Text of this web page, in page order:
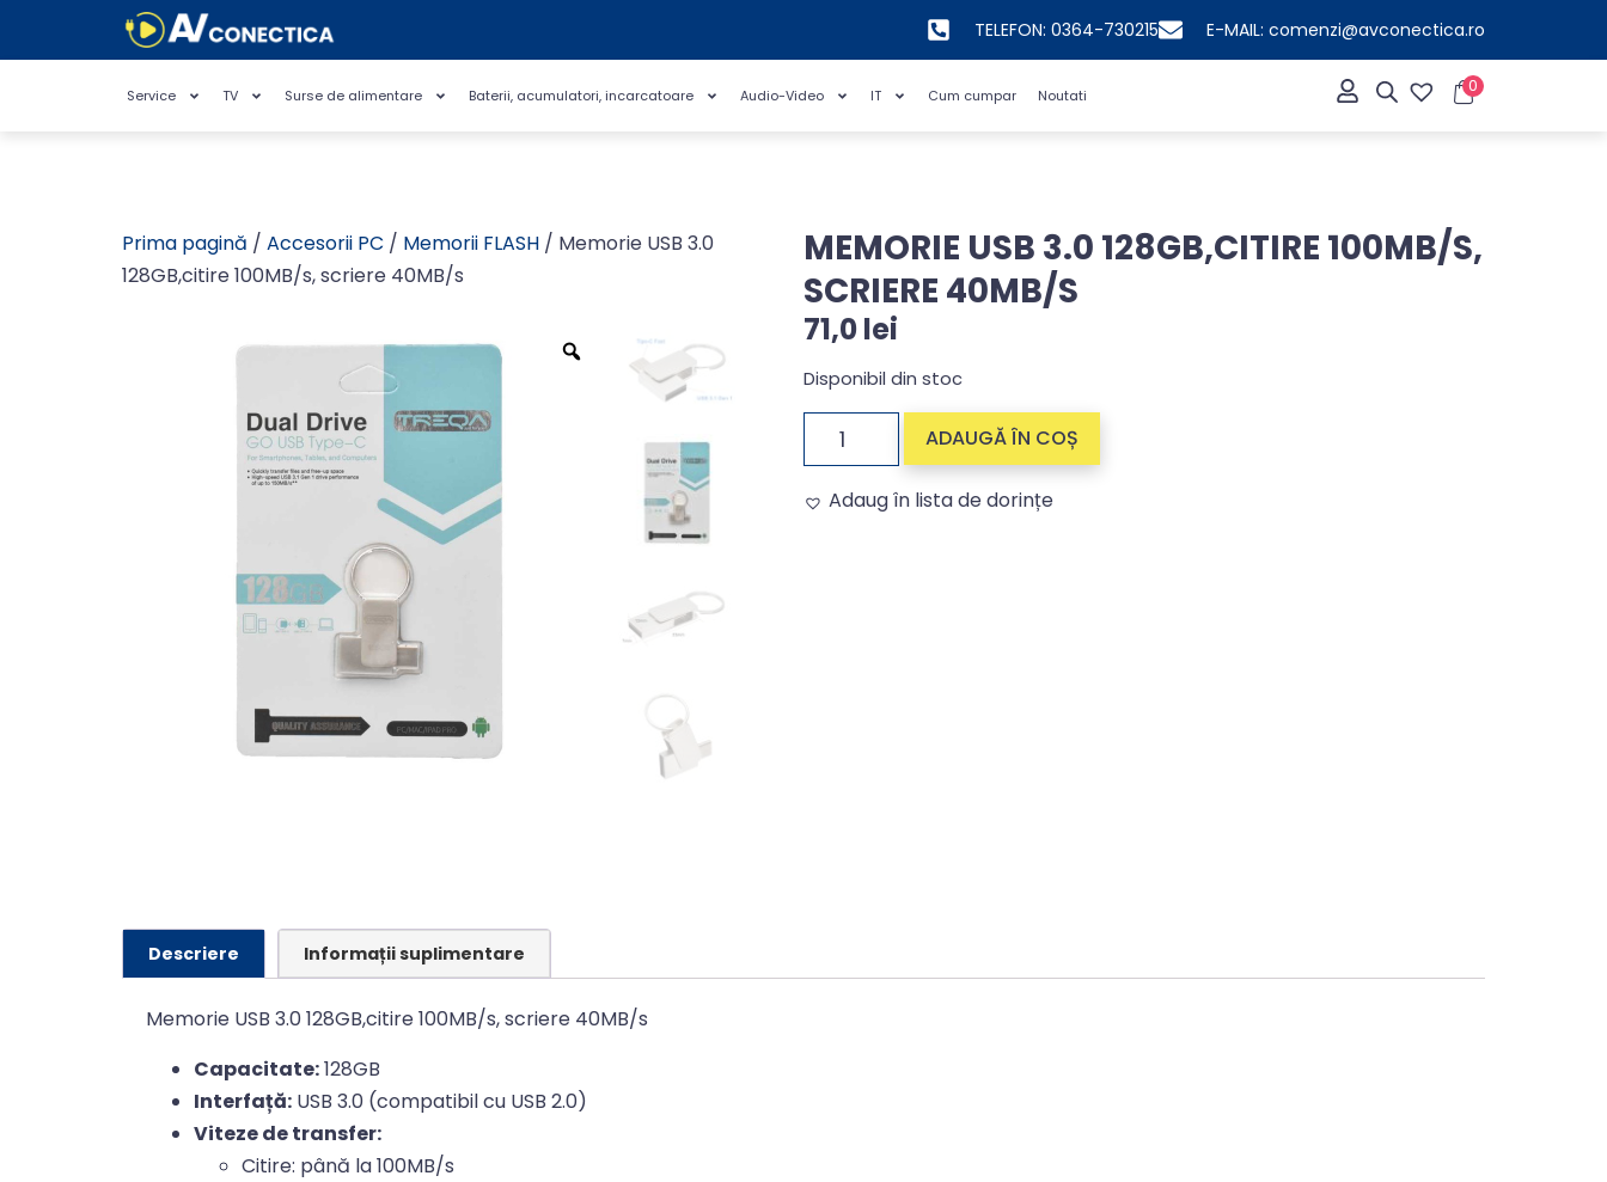
TELEFON: 0364-730215 E-MAIL: comenzi@avconectica.ro
Service TV Surse de alimentare Baterii, acumulatori, incarcatoare Audio-Video IT Cum cumpar Noutati 0
Prima pagină / Accesorii PC / Memorii FLASH / Memorie USB 3.0
128GB,citire 100MB/s, scriere 40MB/s
MEMORIE USB 3.0 128GB,CITIRE 100MB/S,
SCRIERE 40MB/S
71,0lei
Disponibil din stoc
ADAUGĂ ÎN COȘ
Adaug în lista de dorințe
Descriere Informații suplimentare
Memorie USB 3.0 128GB,citire 100MB/s, scriere 40MB/s
Capacitate:128GB
Interfață: USB 3.0 (compatibil cu USB 2.0)
Viteze de transfer:
Citire: până la 100MB/s